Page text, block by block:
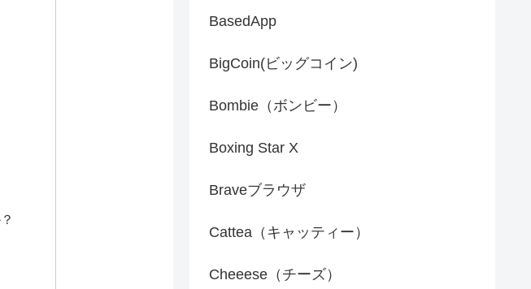
BasedApp
BigCoin(ビッグコイン)
Bombie（ボンビー）
Boxing Star X
Braveブラウザ
Cattea（キャッティー）
Cheeese（チーズ）